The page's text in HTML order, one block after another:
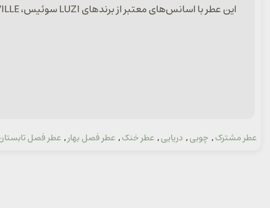
این عطر با اسانس‌های معتبر از برندهای LUZI سوئیس، ARGEVILLE فرانسه و CFF ایتالیا در حجم‌های ۳۰، ۵۰ و ۱۰۰ میل ارائه می‌شود.
عطر مشترک, چوبی, دریایی, عطر خنک, عطر فصل بهار, عطر فصل